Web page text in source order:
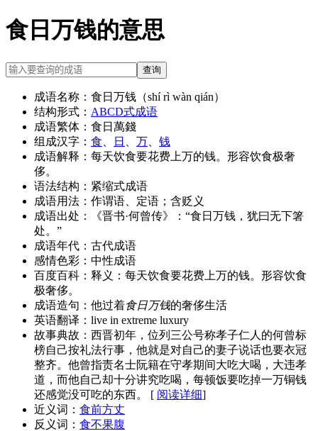
食日万钱的意思
查询
成语名称： 食日万钱（shí rì wàn qián）
结构形式： ABCD式成语
成语繁体： 食日萬錢
组成汉字： 食 日 万
钱
成语解释： 每天饮食要花费上万的钱。形容饮食极奢
侈。
语法结构： 紧缩式成语
成语用法： 作谓语、定语；含贬义
成语出处：
《晋书·何曾传》：“食日万钱，犹曰无下箸
处。”
成语年代： 古代成语
感情色彩： 中性成语
百度百科： 释义：每天饮食要花费上万的钱。形容饮食
极奢侈。
成语造句： 他过着食日万钱的奢侈生活
英语翻译： live in extreme luxury
故事典故： 西晋初年，位列三公号称孝子仁人的何曾标
榜自己按礼法行事，他就是对自己的妻子说话也要衣冠
整齐。他曾指责名士阮籍在守孝期间大吃大喝，大违孝
道，而他自己却十分讲究吃喝，每顿饭要吃掉一万铜钱
还感觉没可吃的东西。 [ 阅读详细]
近义词： 食前方丈
反义词： 食不果腹